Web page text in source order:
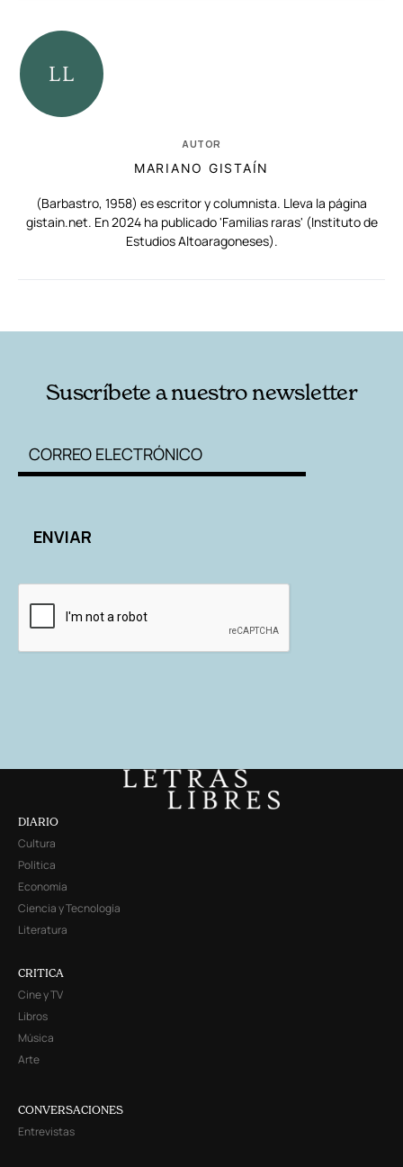
AUTOR
MARIANO GISTAÍN
(Barbastro, 1958) es escritor y columnista. Lleva la página
gistain.net. En 2024 ha publicado 'Familias raras' (Instituto de
Estudios Altoaragoneses).
Suscríbete a nuestro newsletter
DIARIO
Cultura
Política
Economía
Ciencia y Tecnología
Literatura
CRITICA
Cine y TV
Libros
Música
Arte
CONVERSACIONES
Entrevistas